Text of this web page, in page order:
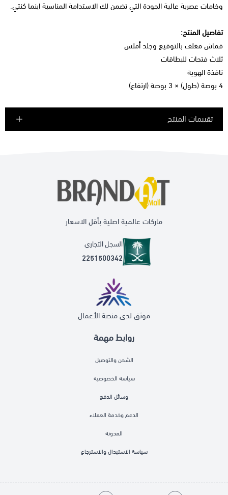
وخامات عصرية عالية الجودة التي تضمن لك الاستدامة المناسبة اينما كنتي.
تفاصيل المنتج:
قماش مغلف بالتوقيع وجلد أملس
ثلاث فتحات للبطاقات
نافذة الهوية
4 بوصة (طول) × 3 بوصة (ارتفاع)
تقييمات المنتج
روابط مهمة
الشحن والتوصيل
سياسة الخصوصية
وسائل الدفع
الدعم وخدمة العملاء
المدونة
سياسة الاستبدال والاسترجاع
ماركات عالمية اصلية بأقل الاسعار
السجل التجاري
2251500342
موثق لدى منصة الأعمال